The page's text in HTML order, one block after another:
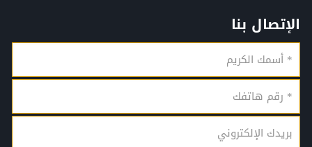
الإتصال بنا